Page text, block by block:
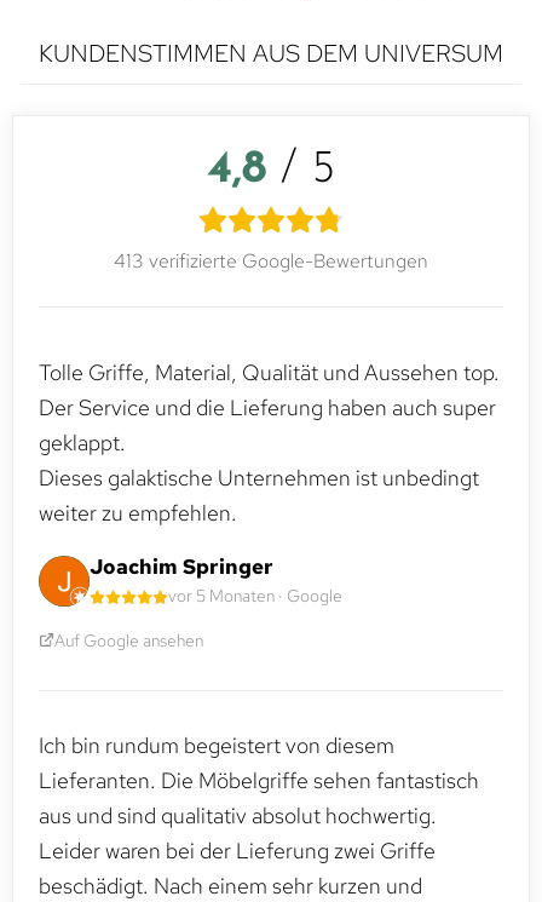
KUNDENSTIMMEN AUS DEM UNIVERSUM
4,8 / 5
413 verifizierte Google-Bewertungen
Tolle Griffe, Material, Qualität und Aussehen top.
Der Service und die Lieferung haben auch super
geklappt.
Dieses galaktische Unternehmen ist unbedingt
weiter zu empfehlen.
Joachim Springer
vor 5 Monaten · Google
Auf Google ansehen
Ich bin rundum begeistert von diesem
Lieferanten. Die Möbelgriffe sehen fantastisch
aus und sind qualitativ absolut hochwertig.
Leider waren bei der Lieferung zwei Griffe
beschädigt. Nach einem sehr kurzen und